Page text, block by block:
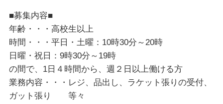
■募集内容■
年齢・・・高校生以上
時間・・・平日・土曜：10時30分～20時
日曜・祝日：9時30分～19時
の間で、1日４時間から、週２日以上働ける方
業務内容・・・レジ、品出し、ラケット張りの受付、
ガット張り 等々